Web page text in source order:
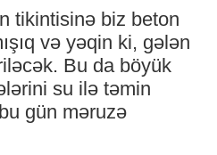
tikintisinə biz beton
və yəqin ki, gələn
Bu da böyük
su ilə təmin
gün məruzə